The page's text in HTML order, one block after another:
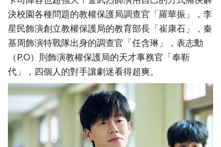
決校園各種問題的教權保護局調查官「羅華振」，李
星民飾演創立教權保護局的教育部長「崔康石」，秦
基周飾演特戰隊出身的調查官「任含琳」，表志勳
（P.O）則飾演教權保護局的天才事務官「奉靳
代」，四個人的對手讓劇迷看得超爽。